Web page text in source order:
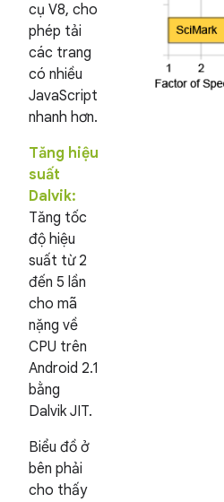
cụ V8, cho
phép tải
các trang
có nhiều
JavaScript
nhanh hơn.
Tăng hiệu
suất
Dalvik:
Tăng tốc
độ hiệu
suất từ 2
đến 5 lần
cho mã
nặng về
CPU trên
Android 2.1
bằng
Dalvik JIT.
Biểu đồ ở
bên phải
cho thấy